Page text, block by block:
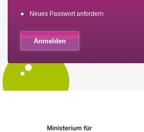
Neues Passwort anfordern